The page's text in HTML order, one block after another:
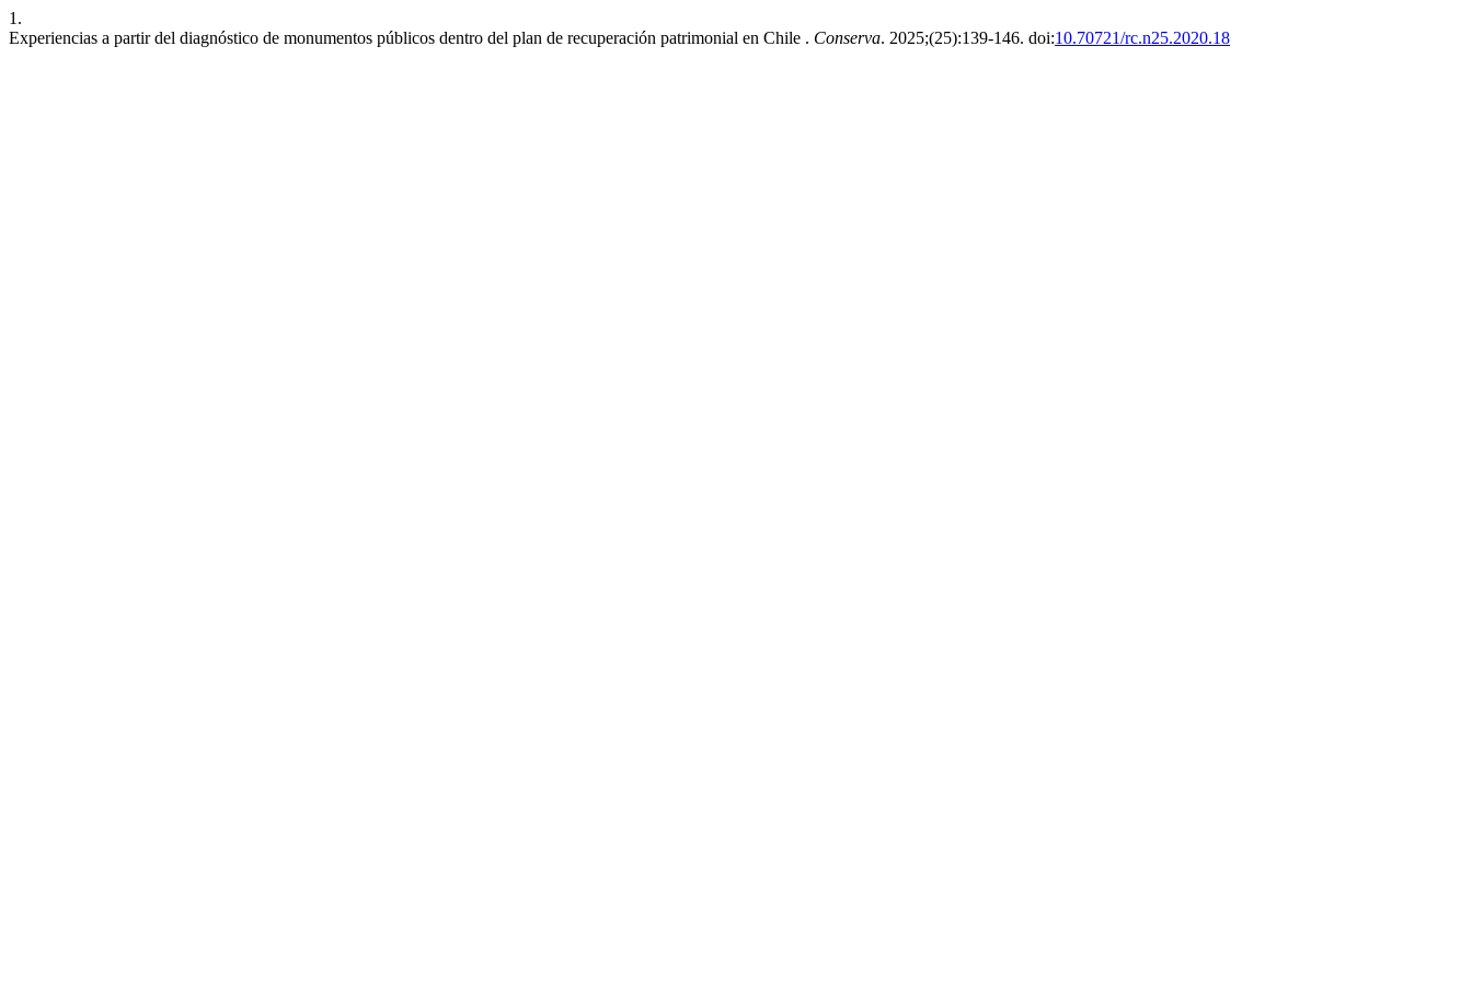
1.
Experiencias a partir del diagnóstico de monumentos públicos dentro del plan de recuperación patrimonial en Chile . Conserva. 2025;(25):139-146. doi:10.70721/rc.n25.2020.18